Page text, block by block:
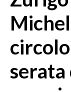
MEDIO
ORISTANO E
GALLURA
NUORO E
OGLIASTRA
serata